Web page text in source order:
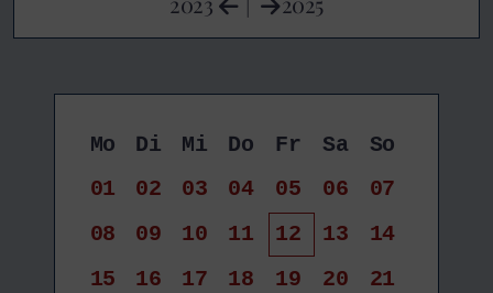
Mo Di Mi Do Fr Sa
So
01
02 03 04 05 06
07
08
09 10 11 12 13
14
15
16 17 18 19 20
21